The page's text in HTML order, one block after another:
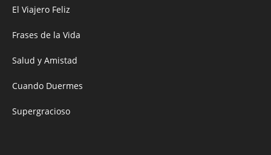
El Viajero Feliz
Frases de la Vida
Salud y Amistad
Cuando Duermes
Supergracioso